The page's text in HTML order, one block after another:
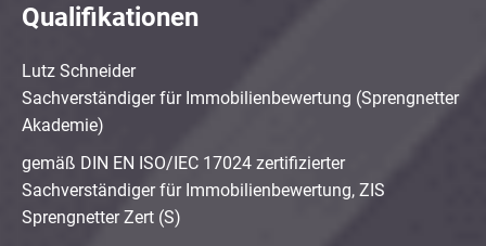
Qualifikationen
Lutz Schneider
Sachverständiger für Immobilienbewertung (Sprengnetter
Akademie)
gemäß DIN EN ISO/IEC 17024 zertifizierter
Sachverständiger für Immobilienbewertung, ZIS
Sprengnetter Zert (S)